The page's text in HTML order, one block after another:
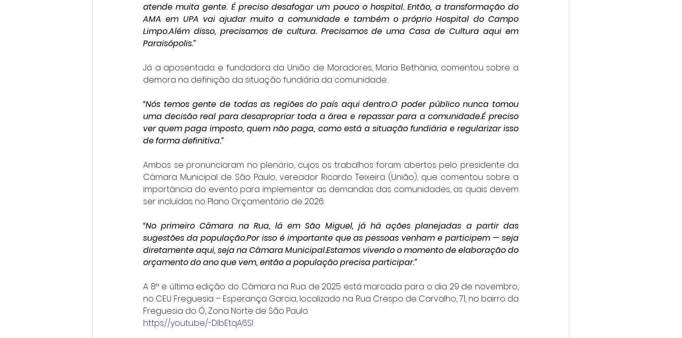
atende muita gente. É preciso desafogar um pouco o hospital. Então, a transformação do
AMA em UPA vai ajudar muito a comunidade e também o próprio Hospital do Campo
Limpo.Além disso, precisamos de cultura. Precisamos de uma Casa de Cultura aqui em
Paraisópolis.”
Já a aposentada e fundadora da União de Moradores, Maria Bethânia, comentou sobre a
demora na definição da situação fundiária da comunidade:
“Nós temos gente de todas as regiões do país aqui dentro.O poder público nunca tomou
uma decisão real para desapropriar toda a área e repassar para a comunidade.É preciso
ver quem paga imposto, quem não paga, como está a situação fundiária e regularizar isso
de forma definitiva.”
Ambos se pronunciaram no plenário, cujos os trabalhos foram abertos pelo presidente da
Câmara Municipal de São Paulo, vereador Ricardo Teixeira (União), que comentou sobre a
importância do evento para implementar as demandas das comunidades, as quais devem
ser incluídas no Plano Orçamentário de 2026:
“No primeiro Câmara na Rua, lá em São Miguel, já há ações planejadas a partir das
sugestões da população.Por isso é importante que as pessoas venham e participem — seja
diretamente aqui, seja na Câmara Municipal.Estamos vivendo o momento de elaboração do
orçamento do ano que vem, então a população precisa participar.”
A 8ª e última edição do Câmara na Rua de 2025 está marcada para o dia 29 de novembro,
no CEU Freguesia – Esperança Garcia, localizado na Rua Crespo de Carvalho, 71, no bairro da
Freguesia do Ó, Zona Norte de São Paulo.
https://youtu.be/-DlbEtqA6SI